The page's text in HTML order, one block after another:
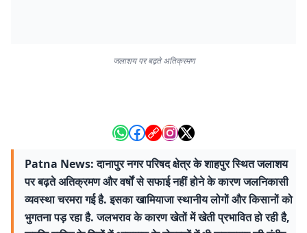
जलाशय पर बढ़ते अतिक्रमण
Patna News: दानापुर नगर परिषद क्षेत्र के शाहपुर स्थित जलाशय
पर बढ़ते अतिक्रमण और वर्षों से सफाई नहीं होने के कारण जलनिकासी
व्यवस्था चरमरा गई है. इसका खामियाजा स्थानीय लोगों और किसानों को
भुगतना पड़ रहा है. जलभराव के कारण खेतों में खेती प्रभावित हो रही है,